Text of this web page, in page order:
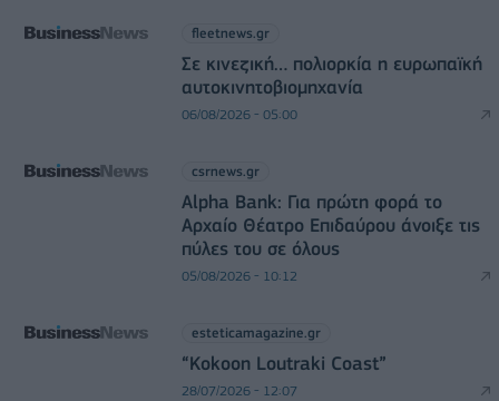
fleetnews.gr
Σε κινεζική… πολιορκία η ευρωπαϊκή
αυτοκινητοβιομηχανία
06/08/2026 - 05:00
csrnews.gr
Alpha Bank: Για πρώτη φορά το
Αρχαίο Θέατρο Επιδαύρου άνοιξε τις
πύλες του σε όλους
05/08/2026 - 10:12
esteticamagazine.gr
“Kokoon Loutraki Coast”
28/07/2026 - 12:07